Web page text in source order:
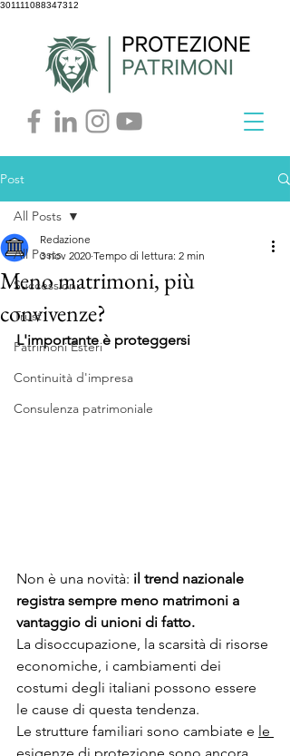
301111088347312
Post
All Posts
Successioni
Trust
Patrimoni Esteri
Continuità d'impresa
Consulenza patrimoniale
All Posts
Meno matrimoni, più
convivenze?
Redazione
3 nov 2020 Tempo di lettura: 2 min
L'importante è proteggersi
Non è una novità: il trend nazionale
registra sempre meno matrimoni a
vantaggio di unioni di fatto.
La disoccupazione, la scarsità di risorse
economiche, i cambiamenti dei
costumi degli italiani possono essere
le cause di questa tendenza.
Le strutture familiari sono cambiate e le